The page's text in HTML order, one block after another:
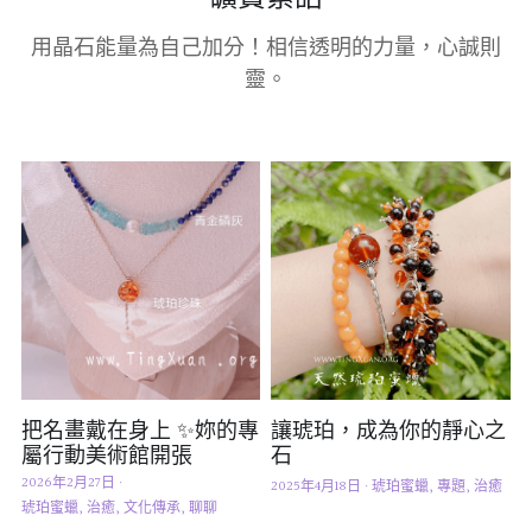
用晶石能量為自己加分！相信透明的力量，心誠則
靈。
把名畫戴在身上 ✨妳的專
屬行動美術館開張
2026年2月27日 ·
琥珀蜜蠟, 治癒, 文化傳承, 聊聊
讓琥珀，成為你的靜心之
石
2025年4月18日 · 琥珀蜜蠟, 專題, 治癒